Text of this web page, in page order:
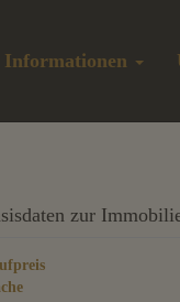
Informationen
zur